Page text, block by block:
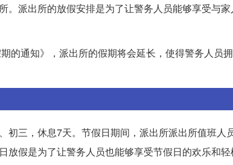
。派出所的放假安排是为了让警务人员能够享受与
的通知》，派出所的假期将会延长，使得警务人员
初三，休息7天。节假日期间，派出所派出所值班人
假是为了让警务人员也能够享受节假日的欢乐和轻